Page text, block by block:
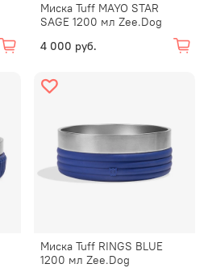
Миска Tuff MAYO STAR
SAGE 1200 мл Zee.Dog
4 000 руб.
Миска Tuff RINGS BLUE
1200 мл Zee.Dog